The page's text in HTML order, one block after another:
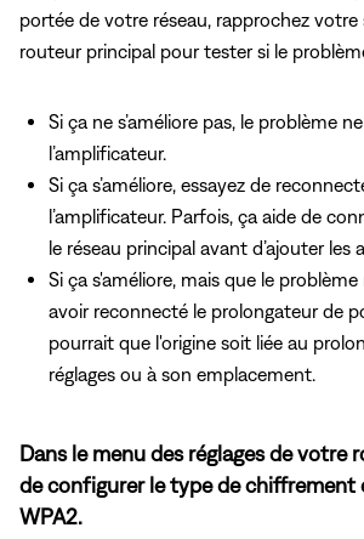
portée de votre réseau, rapprochez votre
routeur principal pour tester si le
Si ça ne s’améliore pas, le problème
l’amplificateur.
Si ça s’améliore, essayez de
l’amplificateur. Parfois, ça aide de
le réseau principal avant d’ajouter les
Si ça s'améliore, mais que le
avoir reconnecté le prolongateur de
pourrait que l'origine soit liée au
réglages ou à son emplacement.
Dans le menu des réglages de votre
de configurer le type de chiffrement
WPA2.